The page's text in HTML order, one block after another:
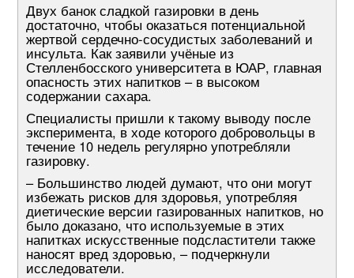
Двух банок сладкой газировки в день
достаточно, чтобы оказаться потенциальной
жертвой сердечно-сосудистых заболеваний и
инсульта. Как заявили учёные из
Стелленбосского университета в ЮАР, главная
опасность этих напитков – в высоком
содержании сахара.
Специалисты пришли к такому выводу после
эксперимента, в ходе которого добровольцы в
течение 10 недель регулярно употребляли
газировку.
– Большинство людей думают, что они могут
избежать рисков для здоровья, употребляя
диетические версии газированных напитков, но
было доказано, что используемые в этих
напитках искусственные подсластители также
наносят вред здоровью, – подчеркнули
исследователи.